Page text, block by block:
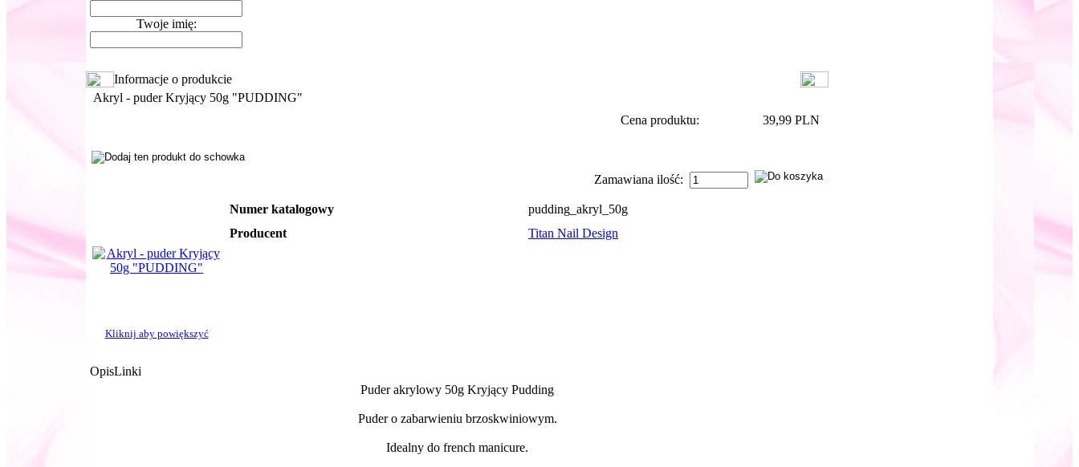
Twoje imię:
Informacje o produkcie
Akryl - puder Kryjący 50g "PUDDING"
Cena produktu:
39,99 PLN
Zamawiana ilość:
Kliknij aby powiększyć
Numer katalogowy
pudding_akryl_50g
Producent
Titan Nail Design
OpisLinki
Puder akrylowy 50g Kryjący Pudding
Puder o zabarwieniu brzoskwiniowym.
Idealny do french manicure.